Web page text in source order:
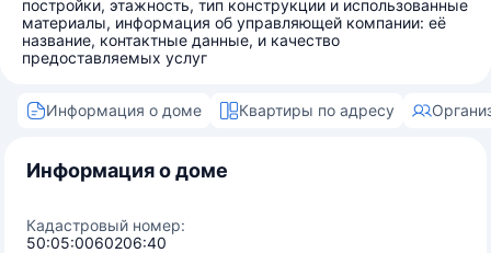
постройки, этажность, тип конструкции и использованные
материалы, информация об управляющей компании: её
название, контактные данные, и качество
предоставляемых услуг
Информация о доме Квартиры по адресу
Информация о доме
Кадастровый номер:
50:05:0060206:40